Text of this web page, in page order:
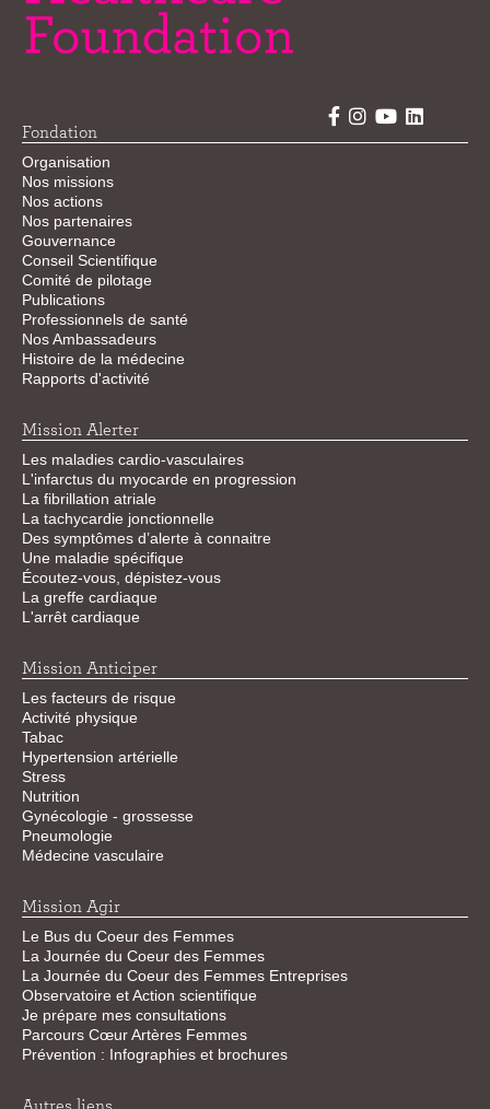
Fondation
Organisation
Nos missions
Nos actions
Nos partenaires
Gouvernance
Conseil Scientifique
Comité de pilotage
Publications
Professionnels de santé
Nos Ambassadeurs
Histoire de la médecine
Rapports d'activité
Mission Alerter
Les maladies cardio-vasculaires
L'infarctus du myocarde en progression
La fibrillation atriale
La tachycardie jonctionnelle
Des symptômes d’alerte à connaitre
Une maladie spécifique
Écoutez-vous, dépistez-vous
La greffe cardiaque
L'arrêt cardiaque
Mission Anticiper
Les facteurs de risque
Activité physique
Tabac
Hypertension artérielle
Stress
Nutrition
Gynécologie - grossesse
Pneumologie
Médecine vasculaire
Mission Agir
Le Bus du Coeur des Femmes
La Journée du Coeur des Femmes
La Journée du Coeur des Femmes Entreprises
Observatoire et Action scientifique
Je prépare mes consultations
Parcours Cœur Artères Femmes
Prévention : Infographies et brochures